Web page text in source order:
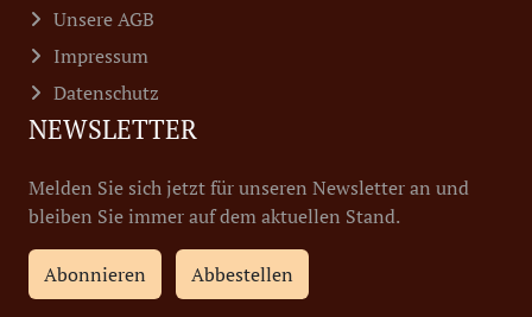
Unsere AGB
Impressum
Datenschutz
NEWSLETTER
Melden Sie sich jetzt für unseren Newsletter an und
bleiben Sie immer auf dem aktuellen Stand.
Abonnieren Abbestellen